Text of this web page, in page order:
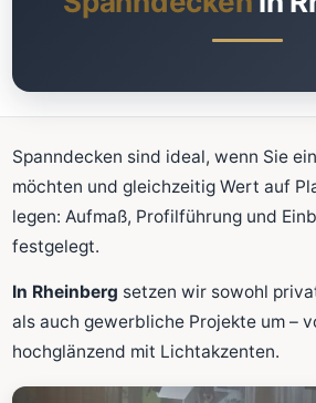
Schnellrechner
FLÄCHE (M²)
Zum Rechner
Fläche wird in den großen Rechner übernommen.
Spanndecken sind ideal, wenn Sie
möchten und gleichzeitig Wert auf
legen: Aufmaß, Profilführung und
festgelegt.
In Rheinberg setzen wir sowohl
als auch gewerbliche Projekte um –
hochglänzend mit Lichtakzenten.